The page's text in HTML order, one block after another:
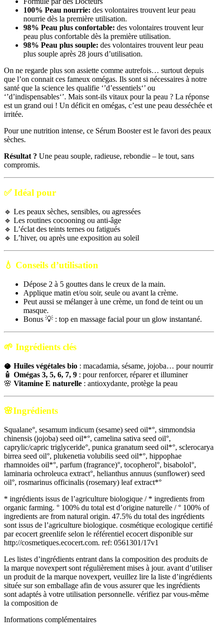
100% Peau nourrie: des volontaires trouvent leur peau
nourrie dès la première utilisation.
98% Peau plus confortable: des volontaires trouvent leur
peau plus confortable dès la première utilisation.
98% Peau plus souple: des volontaires trouvent leur peau
plus souple après 28 jours d’utilisation.
On ne regarde plus son assiette comme autrefois… surtout depuis
que l’on connait ces fameux omégas. Ils sont si nécessaires à notre
santé que la science les qualifie ‘’d’essentiels‘’ ou
‘’d’indispensables‘’. Mais sont-ils vitaux pour la peau ? La réponse
est un grand oui ! Un déficit en omégas, c’est une peau desséchée et
irritée.
Pour une nutrition intense, ce Sérum Booster est le favori des peaux
sèches.
Résultat ? Une peau souple, radieuse, rebondie – le tout, sans
compromis.
✅Idéal pour
🔹 Les peaux sèches, sensibles, ou agressées
🔹 Les routines cocooning ou anti-âge
🔹 L’éclat des teints ternes ou fatigués
🔹 L’hiver, ou après une exposition au soleil
💧 Conseils d’utilisation
Dépose 2 à 5 gouttes dans le creux de la main.
Applique matin et/ou soir, seule ou avant la crème.
Peut aussi se mélanger à une crème, un fond de teint ou un
masque.
Bonus 💡 : top en massage facial pour un glow instantané.
🌱 Ingrédients clés
🥥 Huiles végétales bio : macadamia, sésame, jojoba… pour nourrir
🧴 Omégas 3, 5, 6, 7, 9 : pour renforcer, réparer et illuminer
🌸 Vitamine E naturelle : antioxydante, protège la peau
🌸Ingrédients
Squalane°, sesamum indicum (sesame) seed oil*°, simmondsia
chinensis (jojoba) seed oil*°, camelina sativa seed oil°,
caprylic/capric triglyceride°, punica granatum seed oil*°, sclerocarya
birrea seed oil°, plukenetia volubilis seed oil*°, hippophae
rhamnoides oil*°, parfum (fragrance)°, tocopherol°, bisabolol°,
laminaria ochroleuca extract°, helianthus annuus (sunflower) seed
oil°, rosmarinus officinalis (rosemary) leaf extract*°
* ingrédients issus de l’agriculture biologique / * ingredients from
organic farming. ° 100% du total est d’origine naturelle / ° 100% of
ingredients are from natural origin. 47.5% du total des ingrédients
sont issus de l’agriculture biologique. cosmétique ecologique certifié
par ecocert greenlife selon le référentiel ecocert disponible sur
http://cosmetiques.ecocert.com. ref: 0561301/17v1
Les listes d’ingrédients entrant dans la composition des produits de
la marque novexpert sont régulièrement mises à jour. avant d’utiliser
un produit de la marque novexpert, veuillez lire la liste d’ingrédients
située sur son emballage afin de vous assurer que les ingrédients
sont adaptés à votre utilisation personnelle. vérifiez par vous-même
la composition de
Informations complémentaires